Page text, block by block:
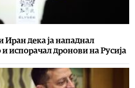
Иран дека ја нападнал
испорачал дронови на Русија